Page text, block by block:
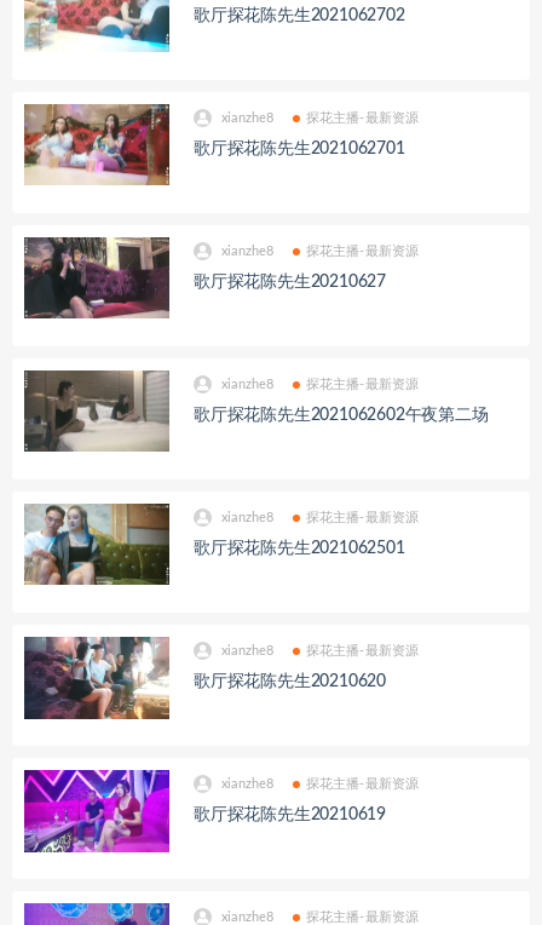
歌厅探花陈先生2021062702
xianzhe8 探花主播-最新资源
歌厅探花陈先生2021062701
xianzhe8 探花主播-最新资源
歌厅探花陈先生20210627
xianzhe8 探花主播-最新资源
歌厅探花陈先生2021062602午夜第二场
xianzhe8 探花主播-最新资源
歌厅探花陈先生2021062501
xianzhe8 探花主播-最新资源
歌厅探花陈先生20210620
xianzhe8 探花主播-最新资源
歌厅探花陈先生20210619
xianzhe8 探花主播-最新资源